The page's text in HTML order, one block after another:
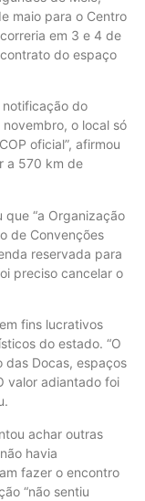
maio para o Centro
em 3 e 4 de
do espaço
notificação do
o local só
oficial”, afirmou
a 570 km de
que “a Organização
de Convenções
reservada para
preciso cancelar o
fins lucrativos
do estado. “O
das Docas, espaços
valor adiantado foi
achar outras
havia
fazer o encontro
“não sentiu